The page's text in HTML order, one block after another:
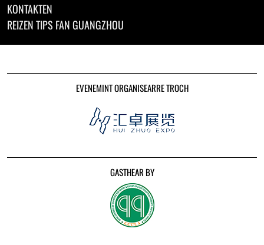
KONTAKTEN
REIZEN TIPS FAN GUANGZHOU
EVENEMINT ORGANISEARRE TROCH
GASTHEAR BY